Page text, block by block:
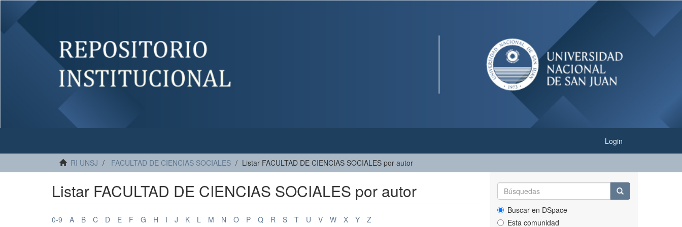
Login
RI UNSJ FACULTAD DE CIENCIAS SOCIALES Listar FACULTAD DE CIENCIAS SOCIALES por autor
Listar FACULTAD DE CIENCIAS SOCIALES por autor
0-9 A B C D E F G H I J K L M N O P Q R S T U V W X Y Z
Buscar en DSpace
Esta comunidad